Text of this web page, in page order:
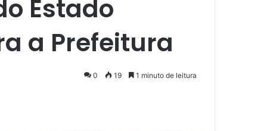
Estado
a Prefeitura
0 19 1 minuto de leitura